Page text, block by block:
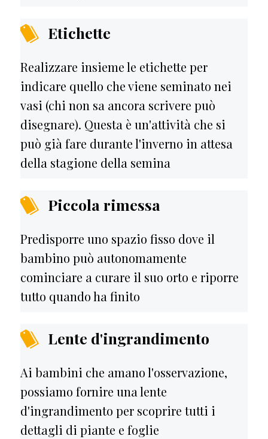
Etichette
Realizzare insieme le etichette per
indicare quello che viene seminato nei
vasi (chi non sa ancora scrivere può
disegnare). Questa è un'attività che si
può già fare durante l'inverno in attesa
della stagione della semina
Piccola rimessa
Predisporre uno spazio fisso dove il
bambino può autonomamente
cominciare a curare il suo orto e riporre
tutto quando ha finito
Lente d'ingrandimento
Ai bambini che amano l'osservazione,
possiamo fornire una lente
d'ingrandimento per scoprire tutti i
dettagli di piante e foglie